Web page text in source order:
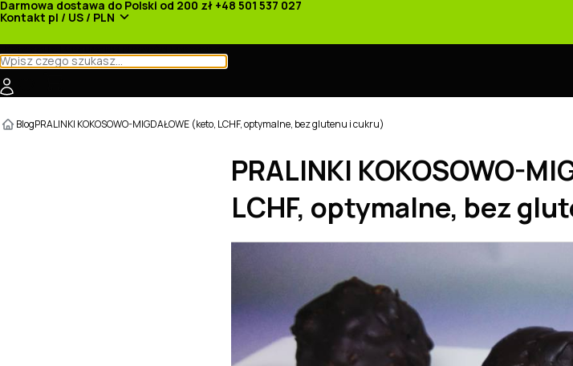
Darmowa dostawa do Polski od 200 zł +48 501 537 027
Kontakt pl / US / PLN
BlogPRALINKI KOKOSOWO-MIGDAŁOWE (keto, LCHF, optymalne, bez glutenu i cukru)
PRALINKI KOKOSOWO-
LCHF, optymalne, bez